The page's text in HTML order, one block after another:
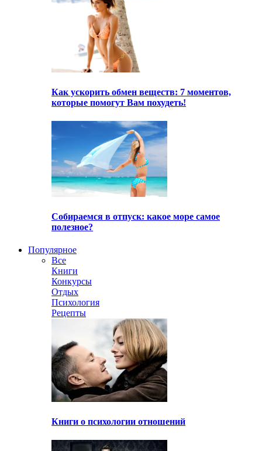
Как ускорить обмен веществ: 7 моментов,
которые помогут Вам похудеть!
Собираемся в отпуск: какое море самое
полезное?
Популярное
Все
Книги
Конкурсы
Отдых
Психология
Рецепты
Книги о психологии отношений